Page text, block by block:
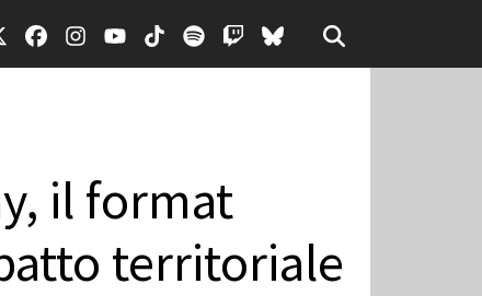
il format
territoriale